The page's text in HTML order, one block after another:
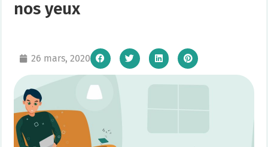
nos yeux
26 mars, 2020